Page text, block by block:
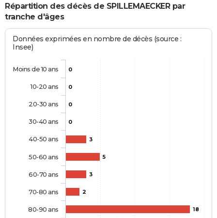
Répartition des décès de SPILLEMAECKER par
tranche d'âges
Données exprimées en nombre de décès (source :
Insee)
0
0
0
0
3
5
3
2
18
Moins de 10 ans
10-20 ans
20-30 ans
30-40 ans
40-50 ans
50-60 ans
60-70 ans
70-80 ans
80-90 ans